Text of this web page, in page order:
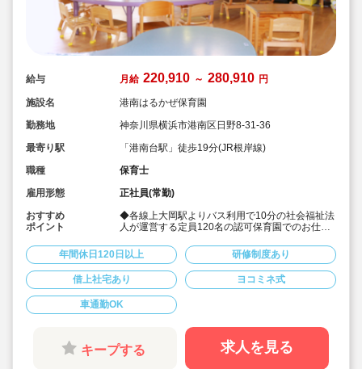
給与 月給 220,910 ～ 280,910 円
施設名
港南はるかぜ保育園
勤務地
神奈川県横浜市港南区日野8-31-36
最寄り駅
「港南台駅」徒歩19分(JR根岸線)
職種
保育士
雇用形態
正社員(常勤)
おすすめ
ポイント
◆各線上大岡駅よりバス利用で10分の社会福祉法
人が運営する定員120名の認可保育園でのお仕事
◆自転車、バイクでの通勤もOK！車通勤も駐車
場の空きがあれば可能です！
◆賞与は年2回支給（実績4.0ヶ月）☆
◆年間休日120日以上、育休制度なども整ってい
て、プライベートとのバランスも取りやすい♪
◆明るくあたたかい雰囲気の職場です！
年間休日120日以上 研修制度あり
借上社宅あり ヨコミネ式
車通勤OK
キープする 求人を見る